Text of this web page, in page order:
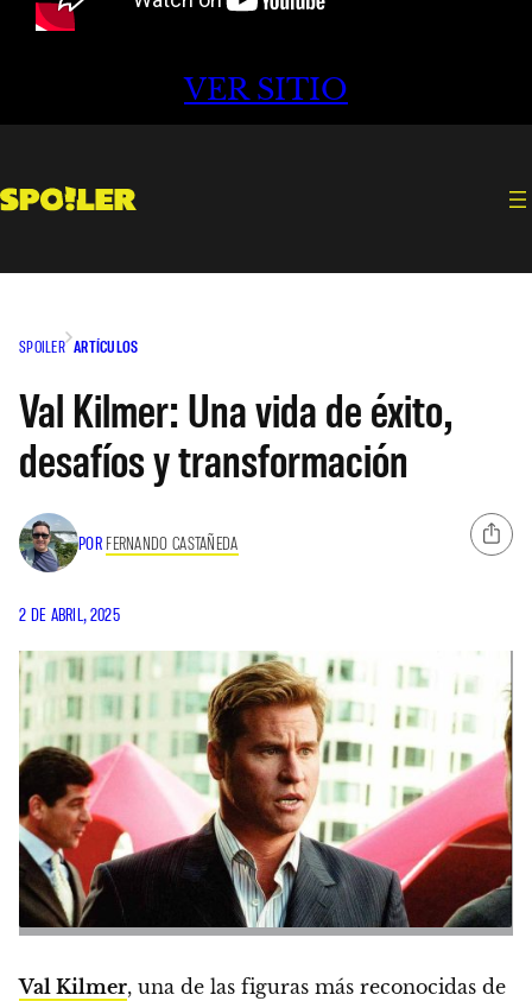
VER SITIO
SPOILER ARTÍCULOS
Val Kilmer: Una vida de éxito,
desafíos y transformación
POR FERNANDO CASTAÑEDA
2 DE ABRIL, 2025
Val Kilmer, una de las figuras más reconocidas de